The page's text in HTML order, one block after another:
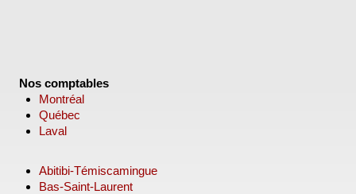
Nos comptables
Montréal
Québec
Laval
Abitibi-Témiscamingue
Bas-Saint-Laurent